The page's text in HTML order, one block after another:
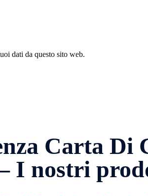
dati da questo sito web.
Carta Di
I nostri